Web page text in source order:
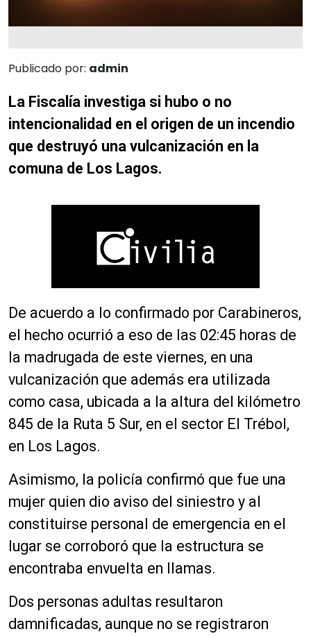
Publicado por: admin
La Fiscalía investiga si hubo o no
intencionalidad en el origen de un incendio
que destruyó una vulcanización en la
comuna de Los Lagos.
De acuerdo a lo confirmado por Carabineros,
el hecho ocurrió a eso de las 02:45 horas de
la madrugada de este viernes, en una
vulcanización que además era utilizada
como casa, ubicada a la altura del kilómetro
845 de la Ruta 5 Sur, en el sector El Trébol,
en Los Lagos.
Asimismo, la policía confirmó que fue una
mujer quien dio aviso del siniestro y al
constituirse personal de emergencia en el
lugar se corroboró que la estructura se
encontraba envuelta en llamas.
Dos personas adultas resultaron
damnificadas, aunque no se registraron